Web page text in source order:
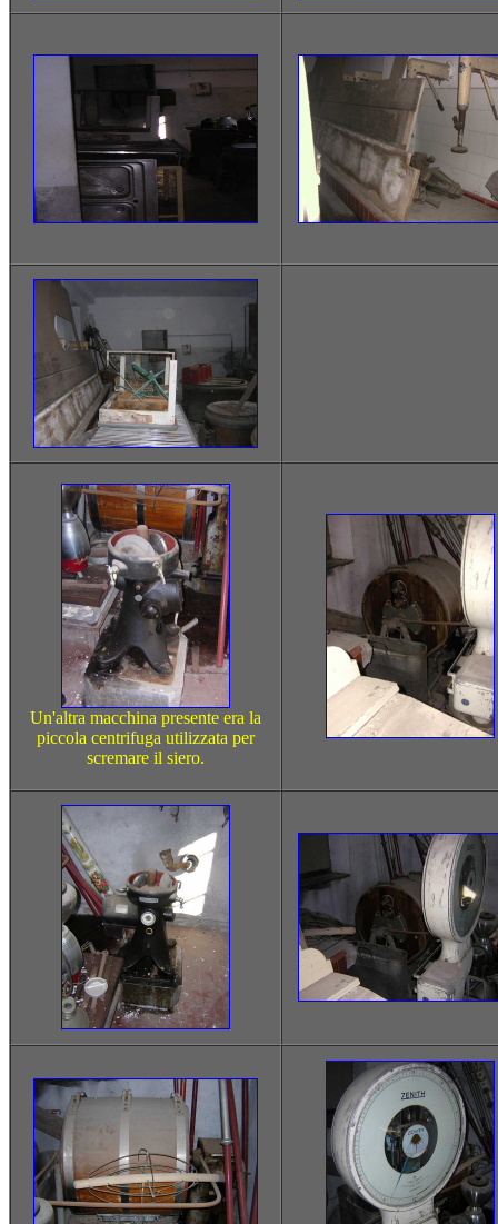
Un'altra macchina presente era la
piccola centrifuga utilizzata per
scremare il siero.